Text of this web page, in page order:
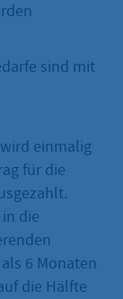
sind mit
einmalig
für die
die
6 Monaten
die Hälfte